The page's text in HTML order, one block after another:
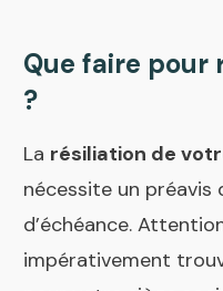
Que faire pour
?
La résiliation de
nécessite un
d’échéance.
impérativement